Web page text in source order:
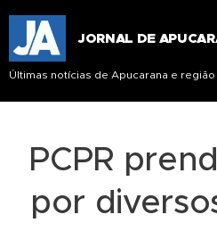
JORNAL DE
Últimas notícias de Apucarana e região
PCPR
por